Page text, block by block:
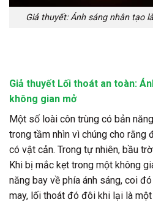
Giả thuyết: Ánh sáng nhân tạo
Giả thuyết Lối thoát an toàn:
không gian mở
Một số loài côn trùng có bản
trong tầm nhìn vì chúng cho rằng
có vật cản. Trong tự nhiên, bầu
Khi bị mắc kẹt trong một không
năng bay về phía ánh sáng, coi
may, lối thoát đó đôi khi lại là